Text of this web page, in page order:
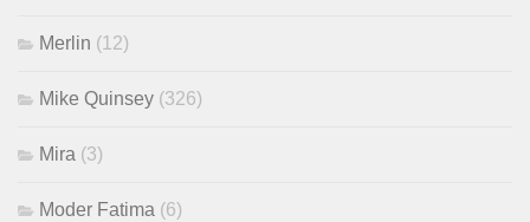
Merlin (12)
Mike Quinsey (326)
Mira (3)
Moder Fatima (6)